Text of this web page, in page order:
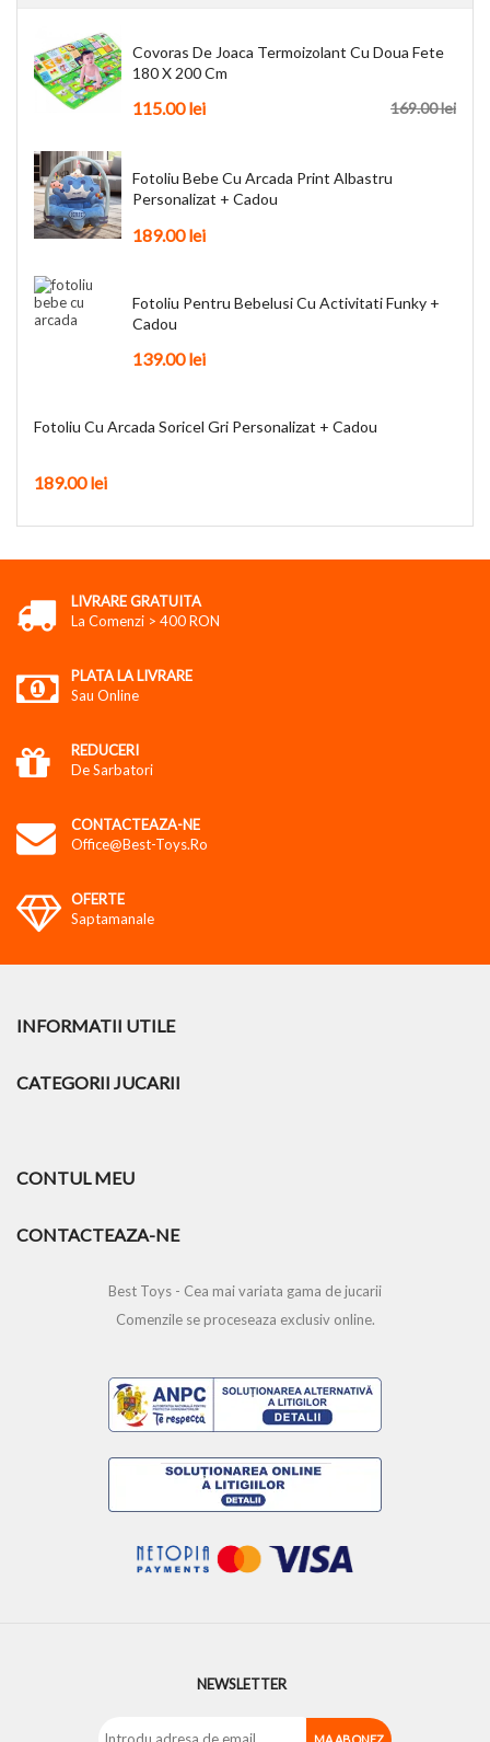
Covoras De Joaca Termoizolant Cu Doua Fete
180 X 200 Cm
169.00lei
115.00lei
Fotoliu Bebe Cu Arcada Print Albastru
Personalizat + Cadou
189.00lei
Fotoliu Pentru Bebelusi Cu Activitati Funky +
Cadou
139.00lei
Fotoliu Cu Arcada Soricel Gri Personalizat + Cadou
189.00lei
LIVRARE GRATUITA
La Comenzi > 400 RON
PLATA LA LIVRARE
Sau Online
REDUCERI
De Sarbatori
CONTACTEAZA-NE
Office@best-Toys.ro
OFERTE
Saptamanale
INFORMATII UTILE
CATEGORII JUCARII
CONTUL MEU
CONTACTEAZA-NE
Best Toys - Cea mai variata gama de jucarii
Comenzile se proceseaza exclusiv online.
NEWSLETTER